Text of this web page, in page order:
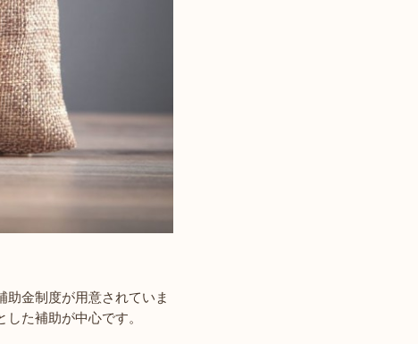
助金制度が用意されていま
た補助が中心です。